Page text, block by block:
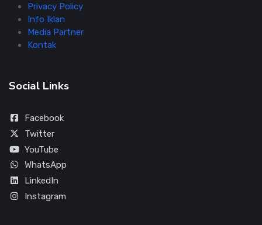
Privacy Policy
Info Iklan
Media Partner
Kontak
Social Links
Facebook
Twitter
YouTube
WhatsApp
LinkedIn
Instagram